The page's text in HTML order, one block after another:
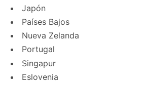
Japón
Países Bajos
Nueva Zelanda
Portugal
Singapur
Eslovenia